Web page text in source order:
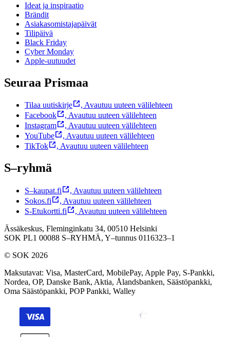
Ideat ja inspiraatio
Brändit
Asiakasomistajapäivät
Tilipäivä
Black Friday
Cyber Monday
Apple-uutuudet
Seuraa Prismaa
Tilaa uutiskirje , Avautuu uuteen välilehteen
Facebook
, Avautuu uuteen välilehteen
Instagram
, Avautuu uuteen välilehteen
YouTube
, Avautuu uuteen välilehteen
TikTok
, Avautuu uuteen välilehteen
S–ryhmä
S–kaupat.fi , Avautuu uuteen välilehteen
Sokos.fi
, Avautuu uuteen välilehteen
S-Etukortti.fi
, Avautuu uuteen välilehteen
Ässäkeskus, Fleminginkatu 34, 00510 Helsinki
SOK PL1 00088 S–RYHMÄ, Y–tunnus 0116323–1
© SOK 2026
Maksutavat: Visa, MasterCard, MobilePay, Apple Pay, S-Pankki,
Nordea, OP, Danske Bank, Aktia, Ålandsbanken, Säästöpankki,
Oma Säästöpankki, POP Pankki, Walley